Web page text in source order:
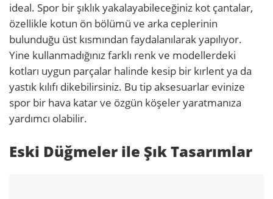
ideal. Spor bir şıklık yakalayabileceğiniz kot çantalar,
özellikle kotun ön bölümü ve arka ceplerinin
bulunduğu üst kısmından faydalanılarak yapılıyor.
Yine kullanmadığınız farklı renk ve modellerdeki
kotları uygun parçalar halinde kesip bir kırlent ya da
yastık kılıfı dikebilirsiniz. Bu tip aksesuarlar evinize
spor bir hava katar ve özgün köşeler yaratmanıza
yardımcı olabilir.
Eski Düğmeler ile Şık Tasarımlar